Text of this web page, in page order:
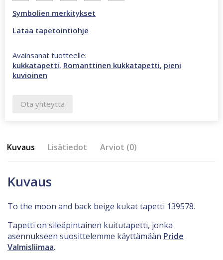
Symbolien merkitykset
Lataa tapetointiohje
Avainsanat tuotteelle:
kukkatapetti, Romanttinen kukkatapetti, pieni
kuvioinen
Ota yhteyttä
Kuvaus Lisätiedot Arviot (0)
Kuvaus
To the moon and back beige kukat tapetti 139578.
Tapetti on sileäpintainen kuitutapetti, jonka
asennukseen suosittelemme käyttämään Pride
Valmisliimaa.